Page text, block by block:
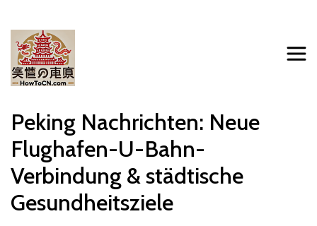
Peking Nachrichten: Neue
Flughafen-U-Bahn-
Verbindung & städtische
Gesundheitsziele